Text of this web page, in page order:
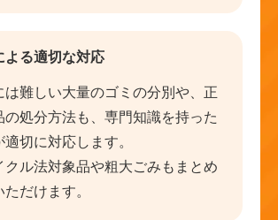
よる適切な対応
は難しい大量のゴミの分別や、正
の処分方法も、専門知識を持った
切に対応します。
クル法対象品や粗大ごみもまとめ
だけます。